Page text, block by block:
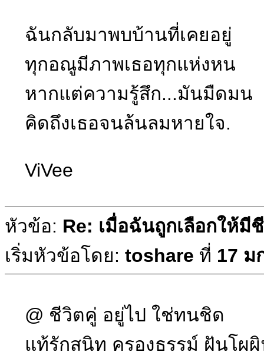
ฉันกลับมาพบบ้านที่เคยอยู่
ทุกอณูมีภาพเธอทุกแห่งหน
หากแต่ความรู้สึก...มันมืดมน
คิดถึงเธอจนล้นลมหายใจ.
ViVee
หัวข้อ: Re: เมื่อฉันถูกเลือกให้มี
เริ่มหัวข้อโดย: toshare ที่ 17 ม
@ ชีวิตคู่ อยู่ไป ใช่ทนชิด
แท้รักสนิท ครองธรรม์ ฝันโผ